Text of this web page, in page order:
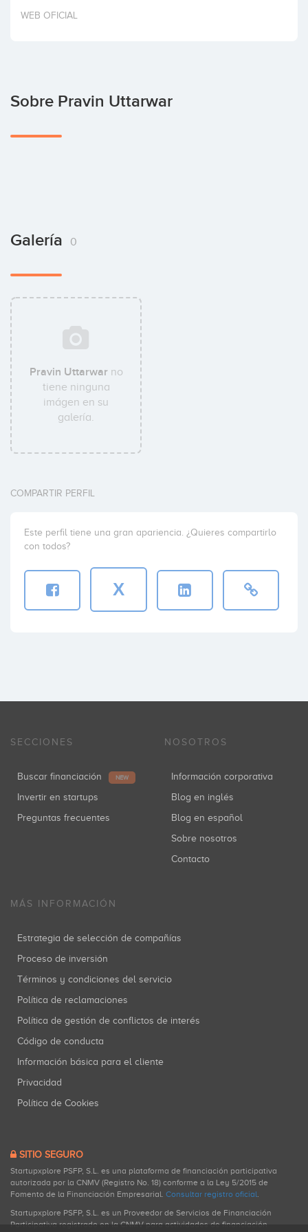
Invertir
WEB OFICIAL
Sobre Pravin Uttarwar
Galería 0
Pravin Uttarwar no
tiene ninguna
imágen en su
galería.
COMPARTIR PERFIL
Este perfil tiene una gran apariencia. ¿Quieres compartirlo
con todos?
X
SECCIONES
Buscar financiación NEW
Invertir en startups
Preguntas frecuentes
NOSOTROS
Información corporativa
Blog en inglés
Blog en español
Sobre nosotros
Contacto
MÁS INFORMACIÓN
Estrategia de selección de compañías
Proceso de inversión
Términos y condiciones del servicio
Política de reclamaciones
Política de gestión de conflictos de interés
Código de conducta
Información básica para el cliente
Privacidad
Política de Cookies
SITIO SEGURO
Startupxplore PSFP, S.L. es una plataforma de financiación participativa
autorizada por la CNMV (Registro No. 18) conforme a la Ley 5/2015 de
Fomento de la Financiación Empresarial. Consultar registro oficial.
Startupxplore PSFP, S.L. es un Proveedor de Servicios de Financiación
Participativa registrado en la CNMV para actividades de financiación